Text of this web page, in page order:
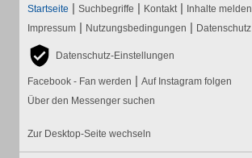
Startseite | Suchbegriffe | Kontakt | Inhalte melden
Impressum | Nutzungsbedingungen | Datenschutz
Datenschutz-Einstellungen
Facebook - Fan werden | Auf Instagram folgen
Über den Messenger suchen
Zur Desktop-Seite wechseln